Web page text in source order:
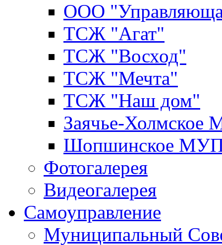
ООО
ТСЖ "Агат"
ТСЖ "Восход"
ТСЖ "Мечта"
ТСЖ "Наш дом"
Заячье-
Шопшинское
Фотогалерея
Видеогалерея
Самоуправление
Муниципальный